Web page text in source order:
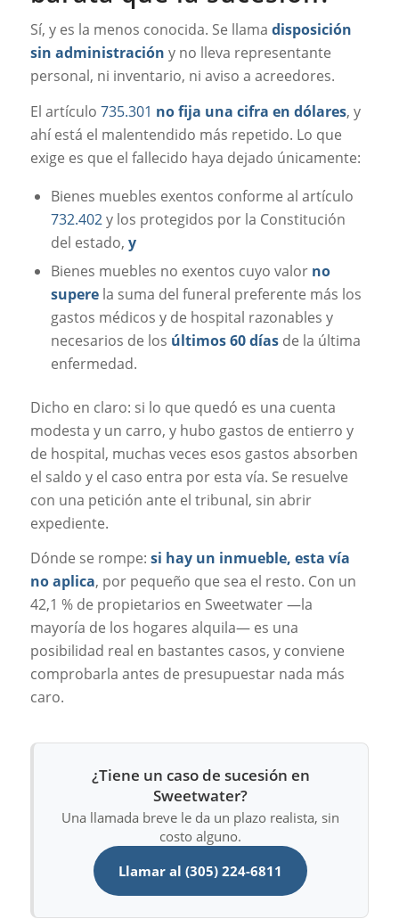
Sí, y es la menos conocida. Se llama disposición
sin administración y no lleva representante
personal, ni inventario, ni aviso a acreedores.
El artículo 735.301 no fija una cifra en dólares, y
ahí está el malentendido más repetido. Lo que
exige es que el fallecido haya dejado únicamente:
Bienes muebles exentos conforme al artículo
732.402y los protegidos por la Constitución
del estado, y
Bienes muebles no exentos cuyo valor no
superela suma del funeral preferente más los
gastos médicos y de hospital razonables y
necesarios de los últimos 60 díasde la última
enfermedad.
Dicho en claro: si lo que quedó es una cuenta
modesta y un carro, y hubo gastos de entierro y
de hospital, muchas veces esos gastos absorben
el saldo y el caso entra por esta vía. Se resuelve
con una petición ante el tribunal, sin abrir
expediente.
Dónde se rompe: si hay un inmueble, esta vía
no aplica, por pequeño que sea el resto. Con un
42,1 % de propietarios en Sweetwater —la
mayoría de los hogares alquila— es una
posibilidad real en bastantes casos, y conviene
comprobarla antes de presupuestar nada más
caro.
¿Tiene un caso de sucesión en
Sweetwater?
Una llamada breve le da un plazo realista, sin
costo alguno.
Llamar al (305) 224-6811